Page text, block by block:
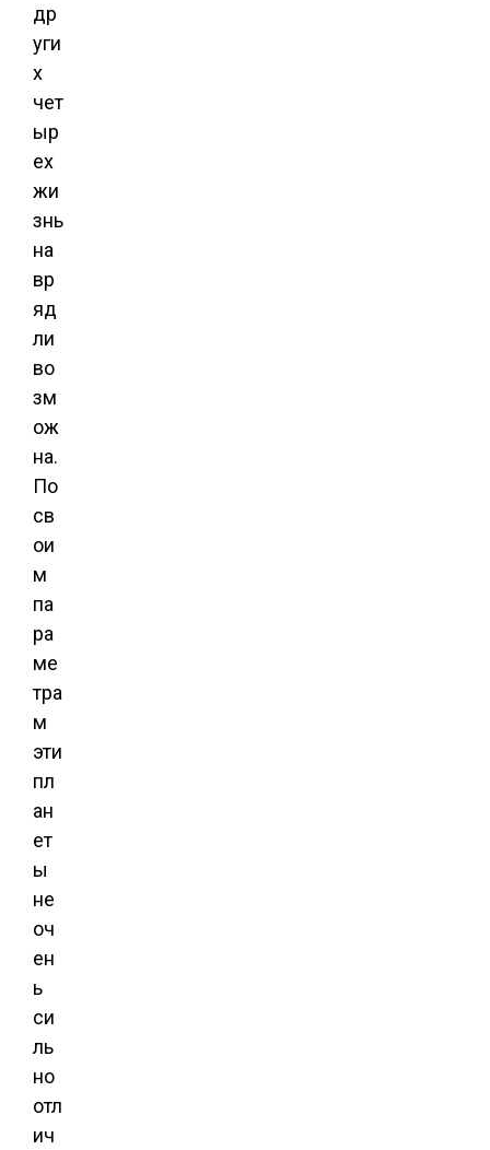
др
уги
х
чет
ыр
ех
жи
знь
на
вр
яд
ли
во
зм
ож
на.
По
св
ои
м
па
ра
ме
тра
м
эти
пл
ан
ет
ы
не
оч
ен
ь
си
ль
но
отл
ич